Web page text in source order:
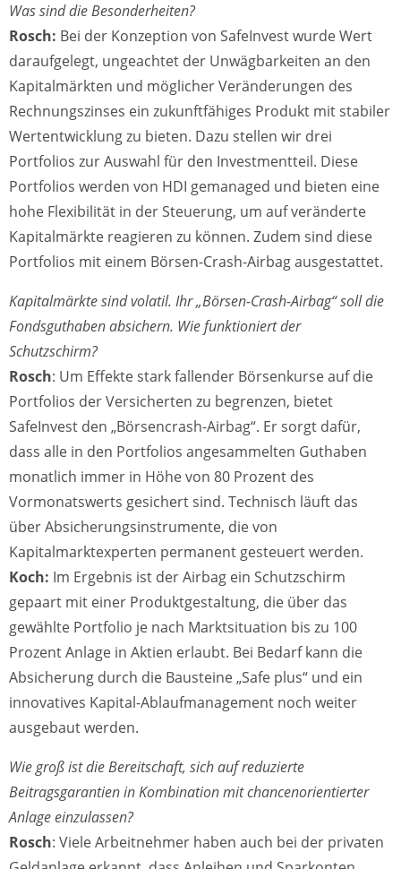
Was sind die Besonderheiten?
Rosch: Bei der Konzeption von SafeInvest wurde Wert
daraufgelegt, ungeachtet der Unwägbarkeiten an den
Kapitalmärkten und möglicher Veränderungen des
Rechnungszinses ein zukunftfähiges Produkt mit stabiler
Wertentwicklung zu bieten. Dazu stellen wir drei
Portfolios zur Auswahl für den Investmentteil. Diese
Portfolios werden von HDI gemanaged und bieten eine
hohe Flexibilität in der Steuerung, um auf veränderte
Kapitalmärkte reagieren zu können. Zudem sind diese
Portfolios mit einem Börsen-Crash-Airbag ausgestattet.
Kapitalmärkte sind volatil. Ihr „Börsen-Crash-Airbag“ soll die
Fondsguthaben absichern. Wie funktioniert der
Schutzschirm?
Rosch: Um Effekte stark fallender Börsenkurse auf die
Portfolios der Versicherten zu begrenzen, bietet
SafeInvest den „Börsencrash-Airbag“. Er sorgt dafür,
dass alle in den Portfolios angesammelten Guthaben
monatlich immer in Höhe von 80 Prozent des
Vormonatswerts gesichert sind. Technisch läuft das
über Absicherungsinstrumente, die von
Kapitalmarktexperten permanent gesteuert werden.
Koch: Im Ergebnis ist der Airbag ein Schutzschirm
gepaart mit einer Produktgestaltung, die über das
gewählte Portfolio je nach Marktsituation bis zu 100
Prozent Anlage in Aktien erlaubt. Bei Bedarf kann die
Absicherung durch die Bausteine „Safe plus“ und ein
innovatives Kapital-Ablaufmanagement noch weiter
ausgebaut werden.
Wie groß ist die Bereitschaft, sich auf reduzierte
Beitragsgarantien in Kombination mit chancenorientierter
Anlage einzulassen?
Rosch: Viele Arbeitnehmer haben auch bei der privaten